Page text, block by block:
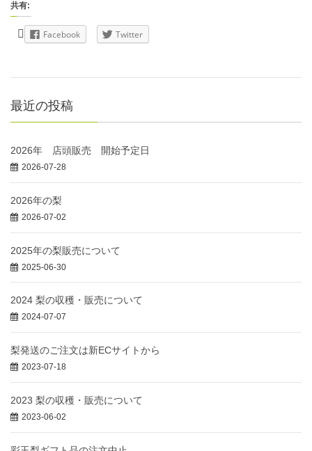
共有:
Facebook Twitter
最近の投稿
2026年 店頭販売 開始予定日
2026-07-28
2026年の梨
2026-07-02
2025年の梨販売について
2025-06-30
2024 梨の収穫・販売について
2024-07-07
梨発送のご注文は新ECサイトから
2023-07-18
2023 梨の収穫・販売について
2023-06-02